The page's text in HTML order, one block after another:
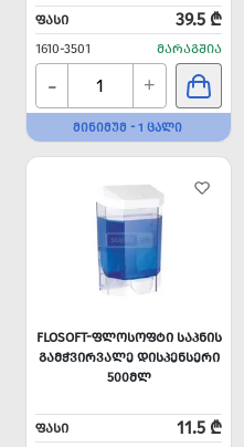
ᲤᲐᲡᲘ 39.5 ₾
1610-3501 ᲛᲐᲠᲐᲒᲨᲘᲐ
- +
ᲛᲘᲜᲘᲛᲣᲛ - 1 ᲪᲐᲚᲘ
FLOSOFT-ᲤᲚᲝᲡᲝᲤᲢᲘ ᲡᲐᲞᲜᲘᲡ
ᲒᲐᲛᲭᲕᲘᲠᲕᲐᲚᲔ ᲓᲘᲡᲞᲔᲜᲡᲔᲠᲘ
500ᲛᲚ
ᲤᲐᲡᲘ 11.5 ₾